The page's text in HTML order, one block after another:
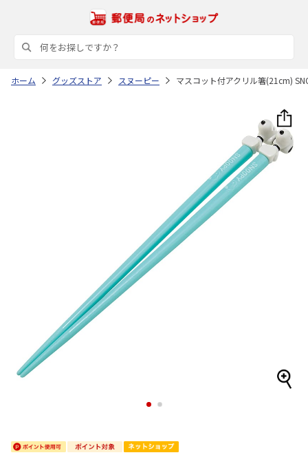
ホーム グッズストア スヌーピー マスコット付アクリル箸(21cm)
1 2